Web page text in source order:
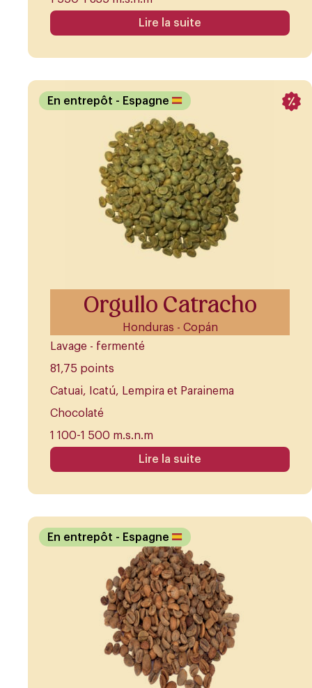
Lire la suite
Orgullo Catracho
Honduras - Copán
En entrepôt - Espagne
Lavage - fermenté
81,75 points
Catuai, Icatú, Lempira et Parainema
Chocolaté
1 100-1 500 m.s.n.m
Lire la suite
En entrepôt - Espagne